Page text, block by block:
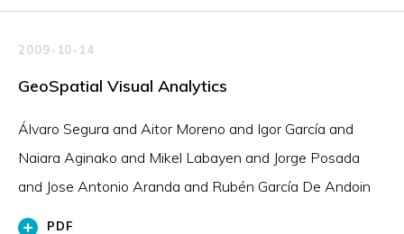
2009-10-14
GeoSpatial Visual Analytics
Álvaro Segura and Aitor Moreno and Igor García and
Naiara Aginako and Mikel Labayen and Jorge Posada
and Jose Antonio Aranda and Rubén García De Andoin
PDF